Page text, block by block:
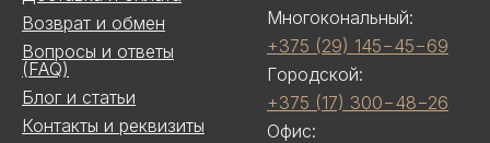
Возврат и обмен
Вопросы и ответы
(FAQ)
Блог и статьи
Контакты и реквизиты
Многокональный:
+375 (29) 145−45−69
Городской:
+375 (17) 300−48−26
Офис: